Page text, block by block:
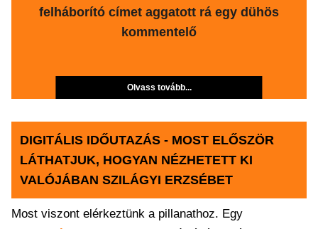
felháborító címet aggatott rá egy dühös
kommentelő
Olvass tovább...
DIGITÁLIS IDŐUTAZÁS - MOST ELŐSZÖR
LÁTHATJUK, HOGYAN NÉZHETETT KI
VALÓJÁBAN SZILÁGYI ERZSÉBET
Most viszont elérkeztünk a pillanathoz. Egy